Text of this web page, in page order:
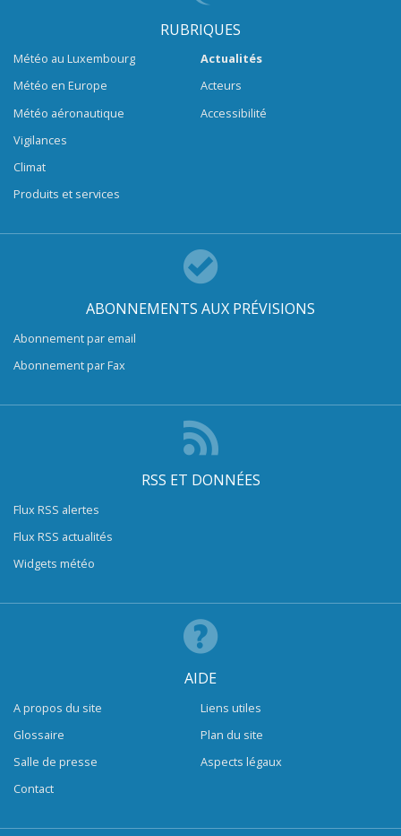
RUBRIQUES
Météo au Luxembourg
Météo en Europe
Météo aéronautique
Vigilances
Climat
Produits et services
Actualités
Acteurs
Accessibilité
ABONNEMENTS AUX PRÉVISIONS
Abonnement par email
Abonnement par Fax
RSS ET DONNÉES
Flux RSS alertes
Flux RSS actualités
Widgets météo
AIDE
A propos du site
Glossaire
Salle de presse
Contact
Liens utiles
Plan du site
Aspects légaux